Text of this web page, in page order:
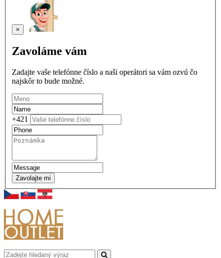
×
Zavoláme vám
Zadajte vaše telefónne číslo a naši operátori sa vám ozvú čo
najskôr to bude možné.
+421
Zavolajte mi